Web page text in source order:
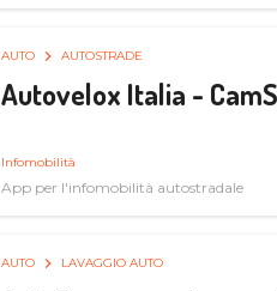
AUTO AUTOSTRADE
Autovelox Italia -
Infomobilità
App per l'infomobilità autostradale
AUTO LAVAGGIO AUTO